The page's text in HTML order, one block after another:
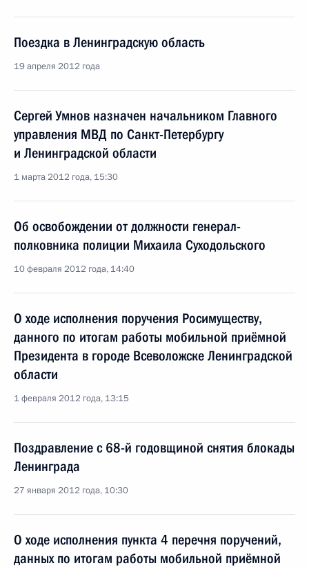
Поездка в Ленинградскую область
19 апреля 2012 года
Сергей Умнов назначен начальником Главного
управления МВД по Санкт-Петербургу
и Ленинградской области
1 марта 2012 года, 15:30
Об освобождении от должности генерал-
полковника полиции Михаила Суходольского
10 февраля 2012 года, 14:40
О ходе исполнения поручения Росимуществу,
данного по итогам работы мобильной приёмной
Президента в городе Всеволожске Ленинградской
области
1 февраля 2012 года, 13:15
Поздравление с 68-й годовщиной снятия блокады
Ленинграда
27 января 2012 года, 10:30
О ходе исполнения пункта 4 перечня поручений,
данных по итогам работы мобильной приёмной